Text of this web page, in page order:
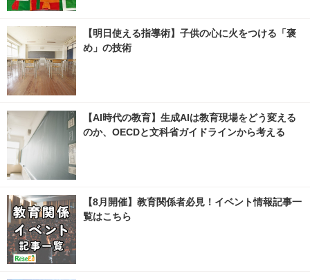
【明日使える指導術】子供の心に火をつける「褒
め」の技術
【AI時代の教育】生成AIは教育現場をどう変える
のか、OECDと文科省ガイドラインから考える
【8月開催】教育関係者必見！イベント情報記事一
覧はこちら